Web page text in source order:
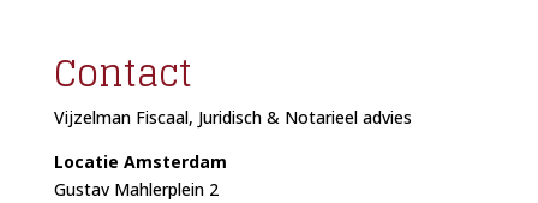
Contact
Vijzelman Fiscaal, Juridisch & Notarieel advies
Locatie Amsterdam
Gustav Mahlerplein 2